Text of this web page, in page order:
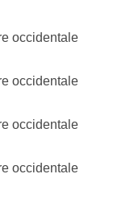
occidentale
occidentale
occidentale
occidentale